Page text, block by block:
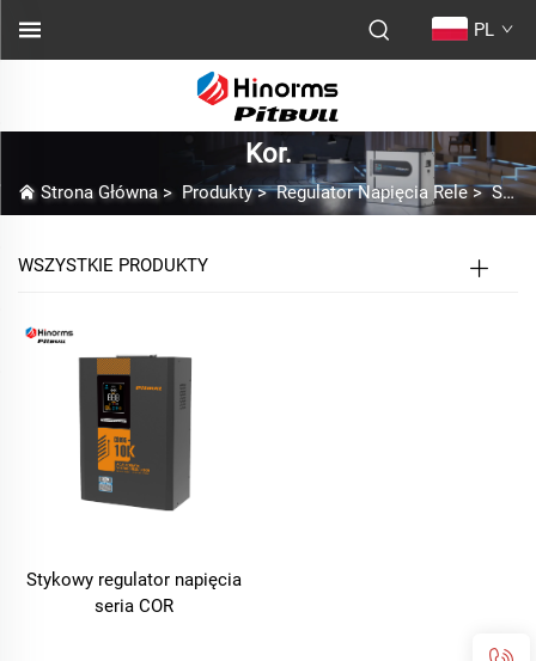
PL
Kor.
Strona Główna> Produkty>Regulator Napięcia Rele>Seria podłogowa
WSZYSTKIE PRODUKTY
Stykowy regulator napięcia
seria COR